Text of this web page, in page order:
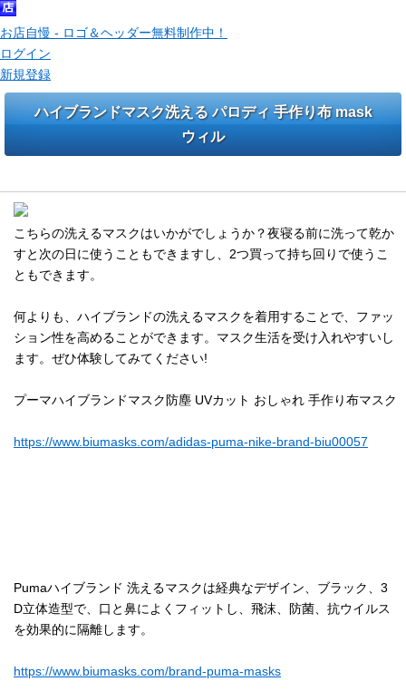
お店自慢 - ロゴ＆ヘッダー無料制作中！
ログイン
新規登録
ハイブランドマスク洗える パロディ 手作り布 mask
ウィル
こちらの洗えるマスクはいかがでしょうか？夜寝る前に洗って乾か
すと次の日に使うこともできますし、2つ買って持ち回りで使うこ
ともできます。
何よりも、ハイブランドの洗えるマスクを着用することで、ファッ
ション性を高めることができます。マスク生活を受け入れやすいし
ます。ぜひ体験してみてください!
プーマハイブランドマスク防塵 UVカット おしゃれ 手作り布マスク
https://www.biumasks.com/adidas-puma-nike-brand-biu00057
Pumaハイブランド 洗えるマスクは経典なデザイン、ブラック、3
D立体造型で、口と鼻によくフィットし、飛沫、防菌、抗ウイルス
を効果的に隔離します。
https://www.biumasks.com/brand-puma-masks